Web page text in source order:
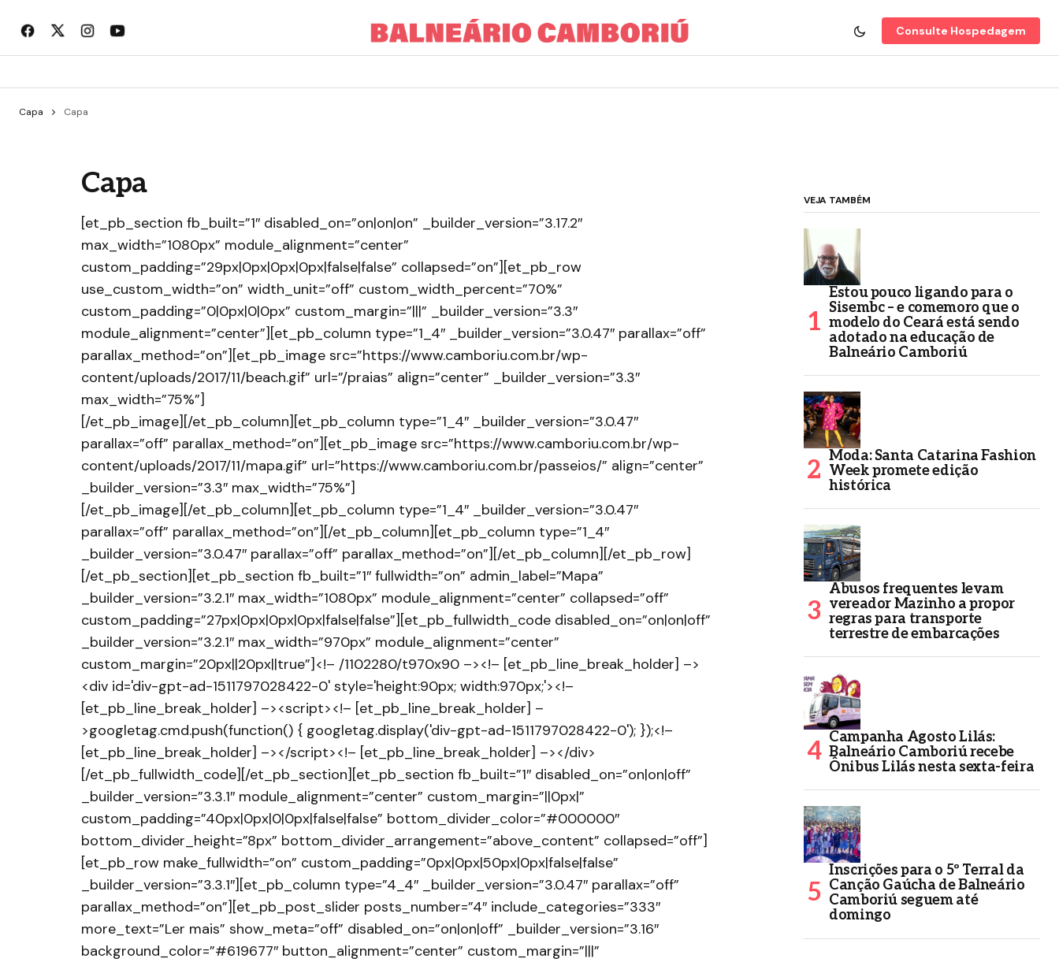
Consulte Hospedagem
Capa Capa
Capa
[et_pb_section fb_built=”1″ disabled_on=”on|on|on” _builder_version=”3.17.2″
max_width=”1080px” module_alignment=”center”
custom_padding=”29px|0px|0px|0px|false|false” collapsed=”on”][et_pb_row
use_custom_width=”on” width_unit=”off” custom_width_percent=”70%”
custom_padding=”0|0px|0|0px” custom_margin=”|||” _builder_version=”3.3″
module_alignment=”center”][et_pb_column type=”1_4″ _builder_version=”3.0.47″ parallax=”off”
parallax_method=”on”][et_pb_image src=”https://www.camboriu.com.br/wp-
content/uploads/2017/11/beach.gif” url=”/praias” align=”center” _builder_version=”3.3″
max_width=”75%”]
[/et_pb_image][/et_pb_column][et_pb_column type=”1_4″ _builder_version=”3.0.47″
parallax=”off” parallax_method=”on”][et_pb_image src=”https://www.camboriu.com.br/wp-
content/uploads/2017/11/mapa.gif” url=”https://www.camboriu.com.br/passeios/” align=”center”
_builder_version=”3.3″ max_width=”75%”]
[/et_pb_image][/et_pb_column][et_pb_column type=”1_4″ _builder_version=”3.0.47″
parallax=”off” parallax_method=”on”][/et_pb_column][et_pb_column type=”1_4″
_builder_version=”3.0.47″ parallax=”off” parallax_method=”on”][/et_pb_column][/et_pb_row]
[/et_pb_section][et_pb_section fb_built=”1″ fullwidth=”on” admin_label=”Mapa”
_builder_version=”3.2.1″ max_width=”1080px” module_alignment=”center” collapsed=”off”
custom_padding=”27px|0px|0px|0px|false|false”][et_pb_fullwidth_code disabled_on=”on|on|off”
_builder_version=”3.2.1″ max_width=”970px” module_alignment=”center”
custom_margin=”20px||20px||true”]<!– /1102280/t970x90 –><!– [et_pb_line_break_holder] –>
<div id='div-gpt-ad-1511797028422-0' style='height:90px; width:970px;'><!–
[et_pb_line_break_holder] –><script><!– [et_pb_line_break_holder] –
>googletag.cmd.push(function() { googletag.display('div-gpt-ad-1511797028422-0'); });<!–
[et_pb_line_break_holder] –></script><!– [et_pb_line_break_holder] –></div>
[/et_pb_fullwidth_code][/et_pb_section][et_pb_section fb_built=”1″ disabled_on=”on|on|off”
_builder_version=”3.3.1″ module_alignment=”center” custom_margin=”||0px|”
custom_padding=”40px|0px|0|0px|false|false” bottom_divider_color=”#000000″
bottom_divider_height=”8px” bottom_divider_arrangement=”above_content” collapsed=”off”]
[et_pb_row make_fullwidth=”on” custom_padding=”0px|0px|50px|0px|false|false”
_builder_version=”3.3.1″][et_pb_column type=”4_4″ _builder_version=”3.0.47″ parallax=”off”
parallax_method=”on”][et_pb_post_slider posts_number=”4″ include_categories=”333″
more_text=”Ler mais” show_meta=”off” disabled_on=”on|on|off” _builder_version=”3.16″
background_color=”#619677″ button_alignment=”center” custom_margin=”|||”
VEJA TAMBÉM
Estou pouco ligando para o
Sisembc – e comemoro que o
modelo do Ceará está sendo
adotado na educação de
Balneário Camboriú
Moda: Santa Catarina Fashion
Week promete edição
histórica
Abusos frequentes levam
vereador Mazinho a propor
regras para transporte
terrestre de embarcações
Campanha Agosto Lilás:
Balneário Camboriú recebe
Ônibus Lilás nesta sexta-feira
Inscrições para o 5º Terral da
Canção Gaúcha de Balneário
Camboriú seguem até
domingo